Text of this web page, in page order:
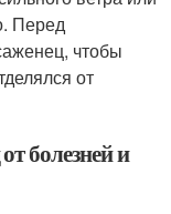
Перед
чтобы
от
болезней и